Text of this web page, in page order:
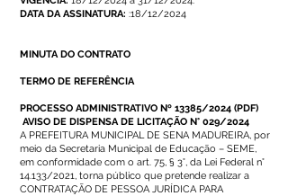
DATA DA ASSINATURA: :18/12/2024
MINUTA DO CONTRATO
TERMO DE REFERÊNCIA
PROCESSO ADMINISTRATIVO Nº 13385/2024 (PDF)
AVISO DE DISPENSA DE LICITAÇÃO N° 029/2024
A PREFEITURA MUNICIPAL DE SENA MADUREIRA, por
meio da Secretaria Municipal de Educação – SEME,
em conformidade com o art. 75, § 3°, da Lei Federal n°
14.133/2021, torna público que pretende realizar a
CONTRATAÇÃO DE PESSOA JURÍDICA PARA